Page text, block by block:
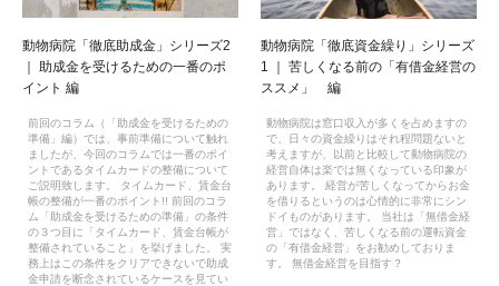
動物病院「徹底助成金」シリーズ2
｜ 助成金を受けるための一番のポ
イント 編
前回のコラム（「助成金を受けるための
準備」編）では、事前準備について触れ
ましたが、今回のコラムでは一番のポイ
ントであるタイムカードの整備について
ご説明致します。 タイムカード、賃金台
帳の整備が一番のポイント!! 前回のコラ
ム「助成金を受けるための準備」の条件
の３つ目に「タイムカード、賃金台帳が
整備されていること」を挙げました。 実
務上はこの条件をクリアできないで助成
金申請を断念されているケースを見てい
動物病院「徹底資金繰り」シリーズ
1 ｜ 苦しくなる前の「有借金経営の
ススメ」 編
動物病院は窓口収入が多くを占めますの
で、日々の資金繰りはそれ程問題ないと
考えますが、以前と比較して動物病院の
経営自体は楽では無くなっている印象が
あります。 経営が苦しくなってからお金
を借りるというのは心情的に非常にシン
ドイものがあります。 当社は「無借金経
営」ではなく、苦しくなる前の運転資金
の「有借金経営」をお勧めしておりま
す。 無借金経営を目指す？